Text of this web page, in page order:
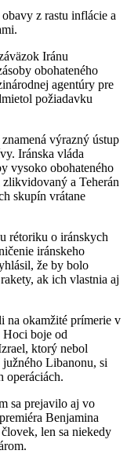
z rastu inflácie a
Iránu
obohateného
agentúry pre
požiadavku
výrazný ústup
Iránska vláda
vysoko obohateného
a Teherán
skupín vrátane
rétoriku o iránskych
iránskeho
že by bolo
ak ich vlastnia aj
okamžité prímerie v
Hoci boje od
ktorý nebol
Libanonu, si
operáciách.
sa prejavilo aj vo
Benjamina
len sa niekedy